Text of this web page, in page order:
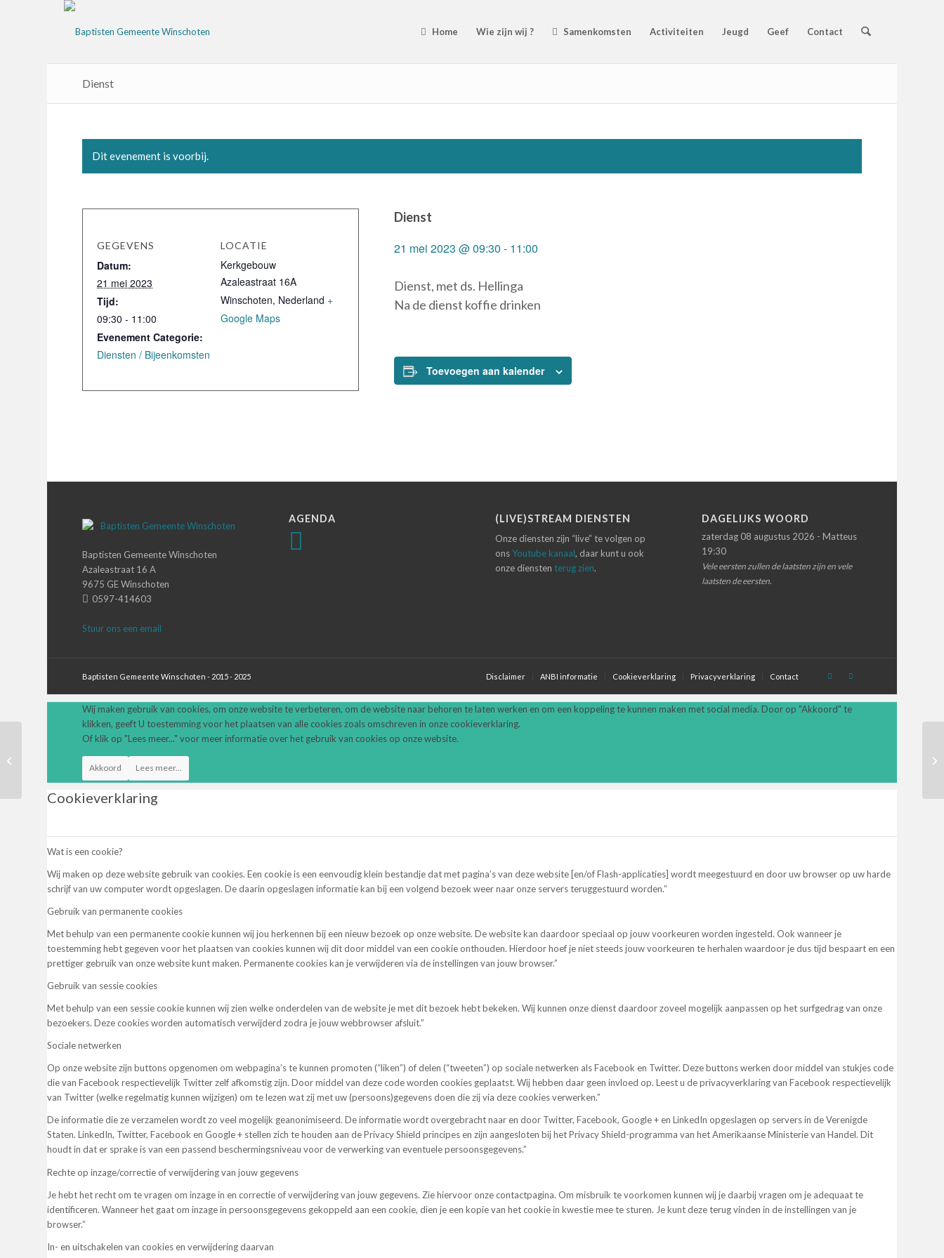
Home Wie zijn wij ? Samenkomsten Activiteiten Jeugd Geef Contact
Dienst
Dit evenement is voorbij.
Dienst
21 mei 2023 @ 09:30 - 11:00
Dienst, met ds. Hellinga
Na de dienst koffie drinken
Toevoegen aan kalender
GEGEVENS
Datum:
21 mei 2023
Tijd:
09:30 - 11:00
Evenement Categorie:
Diensten / Bijeenkomsten
LOCATIE
Kerkgebouw
Azaleastraat 16A
Winschoten, Nederland +
Google Maps
Baptisten Gemeente Winschoten
Azaleastraat 16 A
9675 GE Winschoten
0597-414603
Stuur ons een email
AGENDA (LIVE)STREAM DIENSTEN
Onze diensten zijn “live” te volgen op
onsYoutube kanaal, daar kunt u ook
onze diensten terug zien.
DAGELIJKS WOORD
zaterdag 08 augustus 2026 - Matteus
19:30
Vele eersten zullen de laatsten zijn en vele
laatsten de eersten.
Baptisten Gemeente Winschoten - 2015 - 2025 Disclaimer ANBI informatie Cookieverklaring Privacyverklaring Contact
Wij maken gebruik van cookies, om onze website te verbeteren, om de website naar behoren te laten werken en om een koppeling te kunnen maken met social media. Door op "Akkoord" te
klikken, geeft U toestemming voor het plaatsen van alle cookies zoals omschreven in onze cookieverklaring.
Of klik op "Lees meer..." voor meer informatie over het gebruik van cookies op onze website.
Akkoord Lees meer...
Cookieverklaring
Wat is een cookie?
Wij maken op deze website gebruik van cookies. Een cookie is een eenvoudig klein bestandje dat met pagina’s van deze website [en/of Flash-applicaties] wordt meegestuurd en door uw browser op uw harde
schrijf van uw computer wordt opgeslagen. De daarin opgeslagen informatie kan bij een volgend bezoek weer naar onze servers teruggestuurd worden.”
Gebruik van permanente cookies
Met behulp van een permanente cookie kunnen wij jou herkennen bij een nieuw bezoek op onze website. De website kan daardoor speciaal op jouw voorkeuren worden ingesteld. Ook wanneer je
toestemming hebt gegeven voor het plaatsen van cookies kunnen wij dit door middel van een cookie onthouden. Hierdoor hoef je niet steeds jouw voorkeuren te herhalen waardoor je dus tijd bespaart en een
prettiger gebruik van onze website kunt maken. Permanente cookies kan je verwijderen via de instellingen van jouw browser.”
Gebruik van sessie cookies
Met behulp van een sessie cookie kunnen wij zien welke onderdelen van de website je met dit bezoek hebt bekeken. Wij kunnen onze dienst daardoor zoveel mogelijk aanpassen op het surfgedrag van onze
bezoekers. Deze cookies worden automatisch verwijderd zodra je jouw webbrowser afsluit.”
Sociale netwerken
Op onze website zijn buttons opgenomen om webpagina’s te kunnen promoten (“liken”) of delen (“tweeten”) op sociale netwerken als Facebook en Twitter. Deze buttons werken door middel van stukjes code
die van Facebook respectievelijk Twitter zelf afkomstig zijn. Door middel van deze code worden cookies geplaatst. Wij hebben daar geen invloed op. Leest u de privacyverklaring van Facebook respectievelijk
van Twitter (welke regelmatig kunnen wijzigen) om te lezen wat zij met uw (persoons)gegevens doen die zij via deze cookies verwerken.”
De informatie die ze verzamelen wordt zo veel mogelijk geanonimiseerd. De informatie wordt overgebracht naar en door Twitter, Facebook, Google + en LinkedIn opgeslagen op servers in de Verenigde
Staten. LinkedIn, Twitter, Facebook en Google + stellen zich te houden aan de Privacy Shield principes en zijn aangesloten bij het Privacy Shield-programma van het Amerikaanse Ministerie van Handel. Dit
houdt in dat er sprake is van een passend beschermingsniveau voor de verwerking van eventuele persoonsgegevens.”
Rechte op inzage/correctie of verwijdering van jouw gegevens
Je hebt het recht om te vragen om inzage in en correctie of verwijdering van jouw gegevens. Zie hiervoor onze contactpagina. Om misbruik te voorkomen kunnen wij je daarbij vragen om je adequaat te
identificeren. Wanneer het gaat om inzage in persoonsgegevens gekoppeld aan een cookie, dien je een kopie van het cookie in kwestie mee te sturen. Je kunt deze terug vinden in de instellingen van je
browser.”
In- en uitschakelen van cookies en verwijdering daarvan